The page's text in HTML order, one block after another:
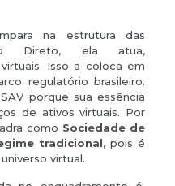
na estrutura das
Direto, ela atua,
Isso a coloca em
regulatório brasileiro.
porque sua essência
de ativos virtuais. Por
como Sociedade de
tradicional, pois é
virtual.